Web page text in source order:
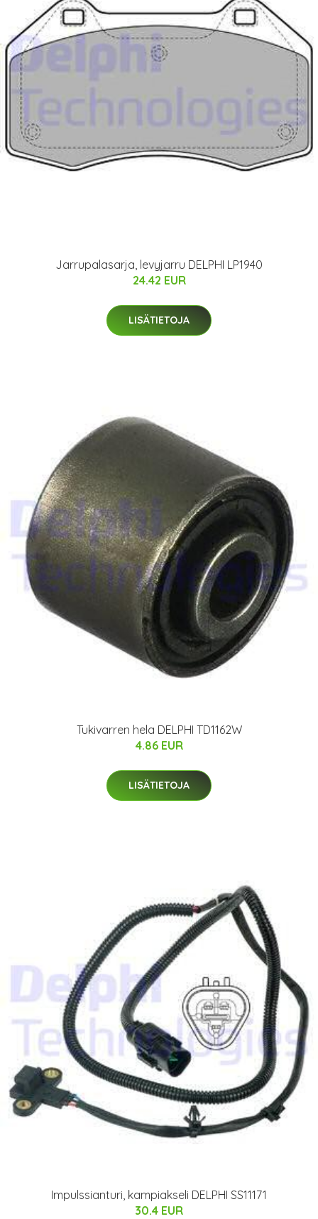
Jarrupalasarja, levyjarru DELPHI LP1940
24.42 EUR
LISÄTIETOJA
Tukivarren hela DELPHI TD1162W
4.86 EUR
LISÄTIETOJA
Impulssianturi, kampiakseli DELPHI SS11171
30.4 EUR